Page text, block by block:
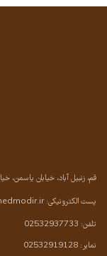
قم، زنبیل آباد، خیابان یاسمن، خیابان
پست الکترونیکی:
تلفن: 02532937733
نمابر: 02532919128